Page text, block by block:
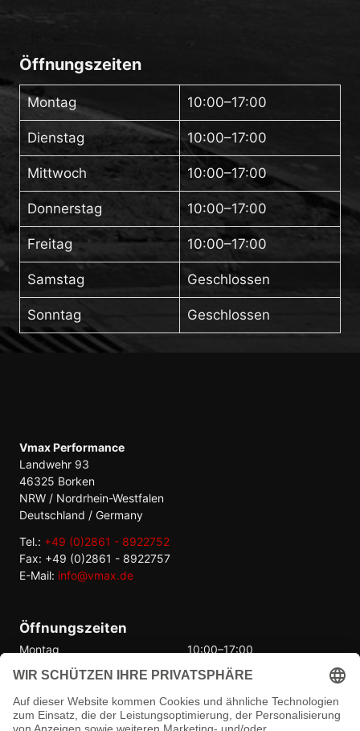
Öffnungszeiten
Montag 10:00–17:00
Dienstag 10:00–17:00
Mittwoch 10:00–17:00
Donnerstag 10:00–17:00
Freitag 10:00–17:00
Samstag Geschlossen
Sonntag Geschlossen
Vmax Performance
Landwehr 93
46325 Borken
NRW / Nordrhein-Westfalen
Deutschland / Germany
Tel.: +49 (0)2861 - 8922752
Fax: +49 (0)2861 - 8922757
E-Mail: info@vmax.de
Öffnungszeiten
Montag
10:00–17:00
Dienstag
10:00–17:00
Donnerstag
10:00–17:00